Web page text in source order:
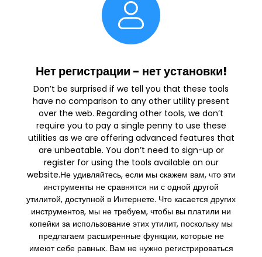
Нет регистрации - нет установки!
Don’t be surprised if we tell you that these tools
have no comparison to any other utility present
over the web. Regarding other tools, we don’t
require you to pay a single penny to use these
utilities as we are offering advanced features that
are unbeatable. You don’t need to sign-up or
register for using the tools available on our
website.Не удивляйтесь, если мы скажем вам, что эти
инструменты не сравнятся ни с одной другой
утилитой, доступной в Интернете. Что касается других
инструментов, мы не требуем, чтобы вы платили ни
копейки за использование этих утилит, поскольку мы
предлагаем расширенные функции, которые не
имеют себе равных. Вам не нужно регистрироваться